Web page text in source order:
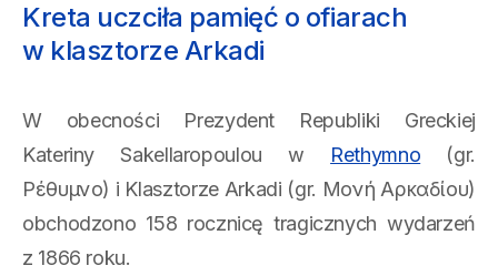
Kreta uczciła pamięć o ofiarach
w klasztorze Arkadi
W obecności Prezydent Republiki Greckiej
Kateriny Sakellaropoulou w Rethymno (gr.
Ρέθυμνο) i Klasztorze Arkadi (gr. Μονή Αρκαδίου)
obchodzono 158 rocznicę tragicznych wydarzeń
z 1866 roku.